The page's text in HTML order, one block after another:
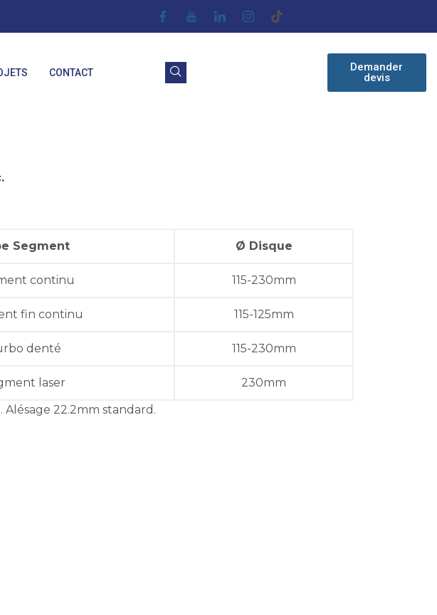
CONTACT
Demander
devis
Segment Ø Disque
continu 115-230mm
fin continu 115-125mm
denté 115-230mm
laser
230mm
Alésage 22.2mm standard.